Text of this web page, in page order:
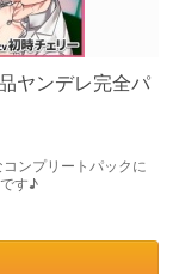
ヤンデレ完全パ
ンプリートパックに
す♪